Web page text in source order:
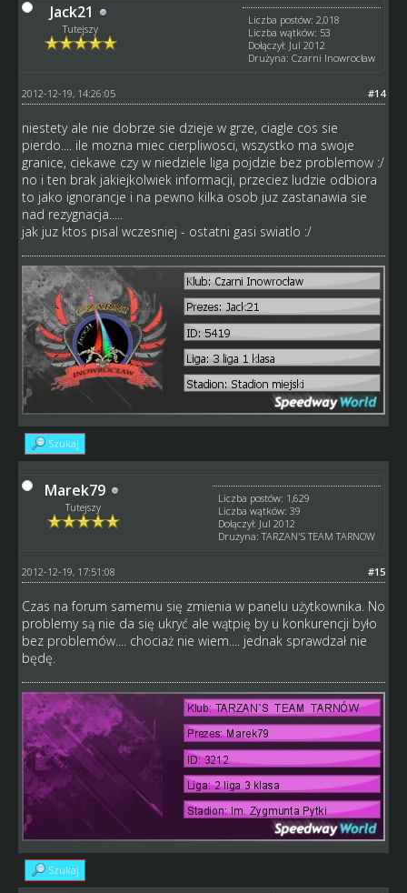
Jack21
Tutejszy
Liczba postów: 2,018
Liczba wątków: 53
Dołączył: Jul 2012
Drużyna: Czarni Inowrocław
#14
2012-12-19, 14:26:05
niestety ale nie dobrze sie dzieje w grze, ciagle cos sie
pierdo.... ile mozna miec cierpliwosci, wszystko ma swoje
granice, ciekawe czy w niedziele liga pojdzie bez problemow :/
no i ten brak jakiejkolwiek informacji, przeciez ludzie odbiora
to jako ignorancje i na pewno kilka osob juz zastanawia sie
nad rezygnacja.....
jak juz ktos pisal wczesniej - ostatni gasi swiatlo :/
Szukaj
Marek79
Tutejszy
Liczba postów: 1,629
Liczba wątków: 39
Dołączył: Jul 2012
Drużyna: TARZAN'S TEAM TARNOW
#15
2012-12-19, 17:51:08
Czas na forum samemu się zmienia w panelu użytkownika. No
problemy są nie da się ukryć ale wątpię by u konkurencji było
bez problemów.... chociaż nie wiem.... jednak sprawdzał nie
będę.
Szukaj